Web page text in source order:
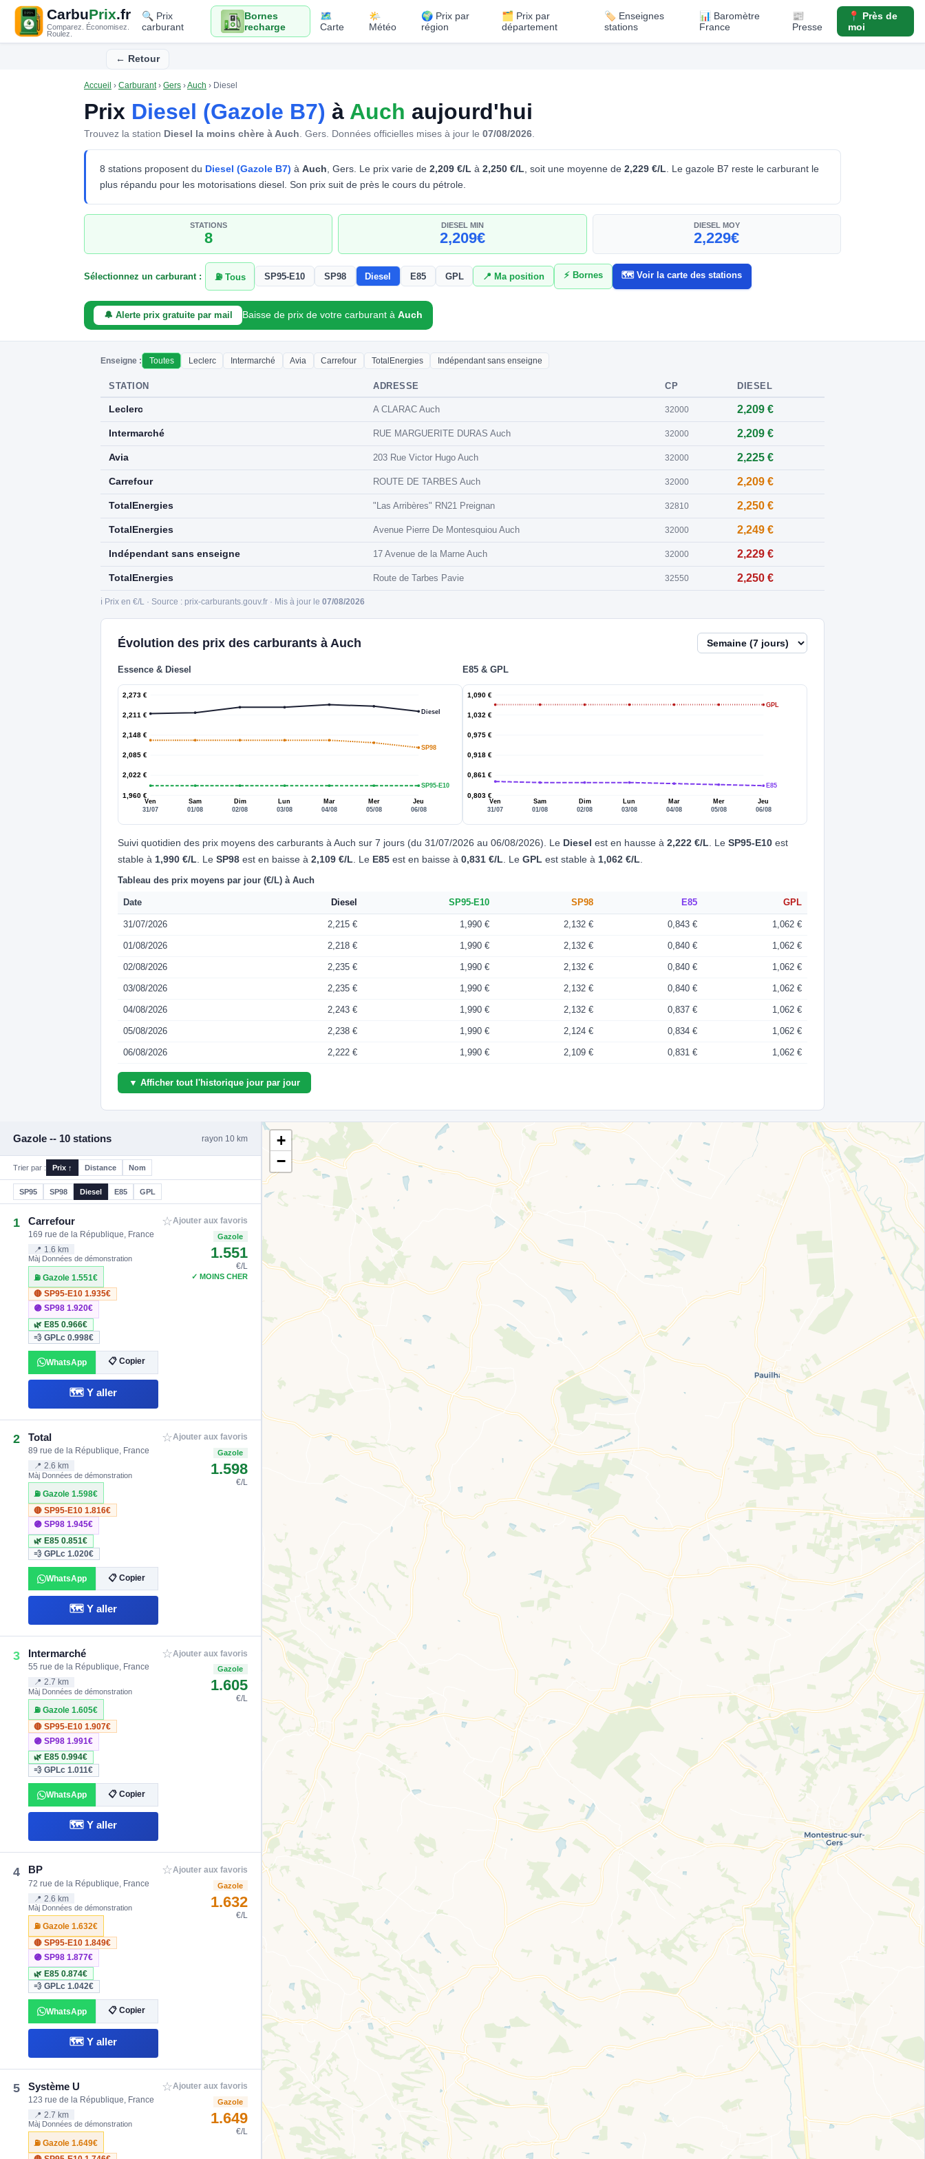
CarbuPrix.fr
Comparez. Économisez.
Roulez.
🔍 Prix
carburant
Bornes
recharge
🗺️
Carte
🌤️
Météo
🌍 Prix par
région
🗂️ Prix par
département
🏷️ Enseignes
stations
📊 Baromètre
France
📰
Presse
📍 Près de
moi
← Retour
Accueil › Carburant› Gers ›Auch › Diesel
Prix Diesel (Gazole B7) à Auch aujourd'hui
Trouvez la station Diesel la moins chère à Auch . Gers. Données officielles mises à jour le 07/08/2026
8 stations proposent du Diesel (Gazole B7) à Auch , Gers. Le prix varie de 2,209 €/L à 2,250 €/L , soit une moyenne de 2,229 €/L . Le gazole B7 reste le carburant le
plus répandu pour les motorisations diesel. Son prix suit de près le cours du pétrole.
STATIONS
8
DIESEL MIN
2,209€
DIESEL MOY
2,229€
Sélectionnez un carburant : ⛽ Tous SP95-E10 SP98 Diesel E85 GPL 📍 Ma position ⚡ Bornes 🗺️ Voir la carte des stations
🔔 Alerte prix gratuite par mail Baisse de prix de votre carburant àAuch
Enseigne : Toutes Leclerc Intermarché Avia Carrefour TotalEnergies Indépendant sans enseigne
STATION ADRESSE CP DIESEL
Leclerc A CLARAC Auch 32000 2,209 €
Intermarché RUE MARGUERITE DURAS Auch 32000 2,209 €
Avia 203 Rue Victor Hugo Auch 32000 2,225 €
Carrefour ROUTE DE TARBES Auch 32000 2,209 €
TotalEnergies "Las Arribères" RN21 Preignan 32810 2,250 €
TotalEnergies Avenue Pierre De Montesquiou Auch 32000 2,249 €
Indépendant sans enseigne 17 Avenue de la Marne Auch 32000 2,229 €
TotalEnergies Route de Tarbes Pavie 32550 2,250 €
ℹ️ Prix en €/L · Source : prix-carburants.gouv.fr · Mis à jour le 07/08/2026
Évolution des prix des carburants à Auch
Essence & Diesel
1,960 €
2,022 €
2,085 €
2,148 €
2,211 €
2,273 €
Ven
31/07
Sam
01/08
Dim
02/08
Lun
03/08
Mar
04/08
Mer
05/08
Jeu
06/08
Diesel
SP95-E10
SP98
E85 & GPL
0,803 €
0,861 €
0,918 €
0,975 €
1,032 €
1,090 €
Ven
31/07
Sam
01/08
Dim
02/08
Lun
03/08
Mar
04/08
Mer
05/08
Jeu
06/08
E85
GPL
Suivi quotidien des prix moyens des carburants à Auch sur 7 jours (du 31/07/2026 au 06/08/2026). Le Diesel est en hausse à 2,222 €/L . Le SP95-E10 est
stable à 1,990 €/L . Le SP98 est en baisse à 2,109 €/L . Le E85 est en baisse à 0,831 €/L . Le GPL est stable à 1,062 €/L
Tableau des prix moyens par jour (€/L) à Auch
Date Diesel SP95-E10 SP98 E85 GPL
31/07/2026 2,215 € 1,990 € 2,132 € 0,843 € 1,062 €
01/08/2026 2,218 € 1,990 € 2,132 € 0,840 € 1,062 €
02/08/2026 2,235 € 1,990 € 2,132 € 0,840 € 1,062 €
03/08/2026 2,235 € 1,990 € 2,132 € 0,840 € 1,062 €
04/08/2026 2,243 € 1,990 € 2,132 € 0,837 € 1,062 €
05/08/2026 2,238 € 1,990 € 2,124 € 0,834 € 1,062 €
06/08/2026 2,222 € 1,990 € 2,109 € 0,831 € 1,062 €
▼ Afficher tout l'historique jour par jour
Gazole -- 10 stations rayon 10 km
Trier par : Prix ↑ Distance Nom
SP95 SP98 Diesel E85 GPL
1 Carrefour
169 rue de la République, France
📍 1.6 km
Màj Données de démonstration
⛽ Gazole1.551€
🔴 SP95-E101.935€
🟣 SP981.920€
🌿 E850.966€
💨 GPLc0.998€
WhatsApp 📋 Copier
🗺️ Y aller
☆Ajouter aux favoris
Gazole
1.551
€/L
✓ MOINS CHER
2 Total
89 rue de la République, France
📍 2.6 km
Màj Données de démonstration
⛽ Gazole1.598€
🔴 SP95-E101.816€
🟣 SP981.945€
🌿 E850.851€
💨 GPLc1.020€
WhatsApp 📋 Copier
🗺️ Y aller
☆Ajouter aux favoris
Gazole
1.598
€/L
3 Intermarché
55 rue de la République, France
📍 2.7 km
Màj Données de démonstration
⛽ Gazole1.605€
🔴 SP95-E101.907€
🟣 SP981.991€
🌿 E850.994€
💨 GPLc1.011€
WhatsApp 📋 Copier
🗺️ Y aller
☆Ajouter aux favoris
Gazole
1.605
€/L
4 BP
72 rue de la République, France
📍 2.6 km
Màj Données de démonstration
⛽ Gazole1.632€
🔴 SP95-E101.849€
🟣 SP981.877€
🌿 E850.874€
💨 GPLc1.042€
WhatsApp 📋 Copier
🗺️ Y aller
☆Ajouter aux favoris
Gazole
1.632
€/L
5 Système U
123 rue de la République, France
📍 2.7 km
Màj Données de démonstration
⛽ Gazole1.649€
☆Ajouter aux favoris
Gazole
1.649
€/L
+
−